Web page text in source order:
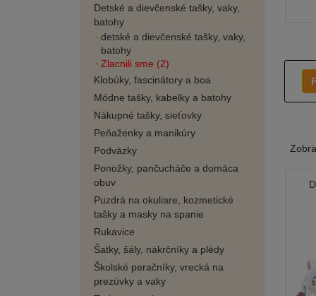
Detské a dievčenské tašky, vaky,
batohy
detské a dievčenské tašky, vaky,
batohy
Zlacnili sme (2)
Klobúky, fascinátory a boa
Módne tašky, kabelky a batohy
Nákupné tašky, sieťovky
Peňaženky a manikúry
Podväzky
Ponožky, pančucháče a domáca
obuv
Puzdrá na okuliare, kozmetické
tašky a masky na spanie
Rukavice
Šatky, šály, nákrčníky a plédy
Školské peračníky, vrecká na
prezúvky a vaky